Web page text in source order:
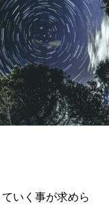
いく事が求めら